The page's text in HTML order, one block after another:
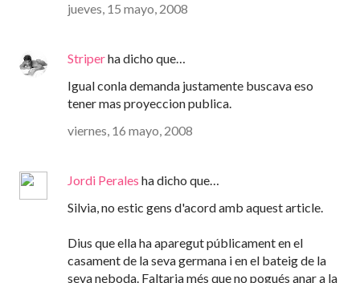
jueves, 15 mayo, 2008
Striperha dicho que…
Igual conla demanda justamente buscava eso
tener mas proyeccion publica.
viernes, 16 mayo, 2008
Jordi Perales ha dicho que…
Silvia, no estic gens d'acord amb aquest article.
Dius que ella ha aparegut públicament en el
casament de la seva germana i en el bateig de la
seva neboda. Faltaria més que no pogués anar a la